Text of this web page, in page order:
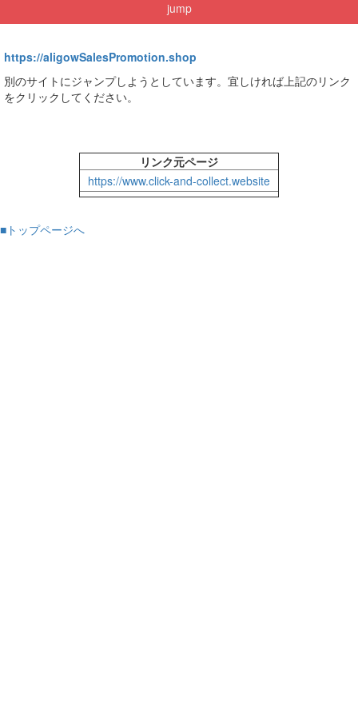
jump
https://aligowSalesPromotion.shop
別のサイトにジャンプしようとしています。宜しければ上記のリンク
をクリックしてください。
リンク元ページ
https://www.click-and-collect.website
■トップページへ